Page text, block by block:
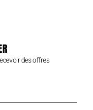
des offres